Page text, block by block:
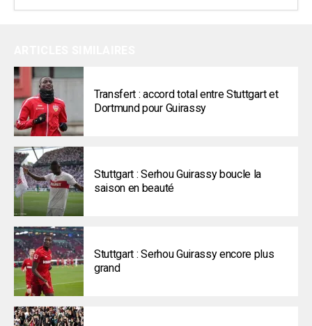
Transfert : accord total entre Stuttgart et
Dortmund pour Guirassy
Stuttgart : Serhou Guirassy boucle la
saison en beauté
Stuttgart : Serhou Guirassy encore plus
grand